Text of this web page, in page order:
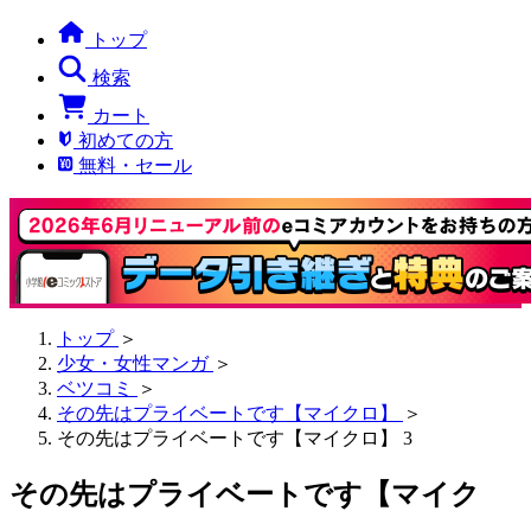
トップ
検索
カート
初めての方
無料・セール
トップ ＞
少女・女性マンガ ＞
ベツコミ
＞
その先はプライベートです【マイクロ】
＞
その先はプライベートです【マイクロ】 3
その先はプライベートです【マイク